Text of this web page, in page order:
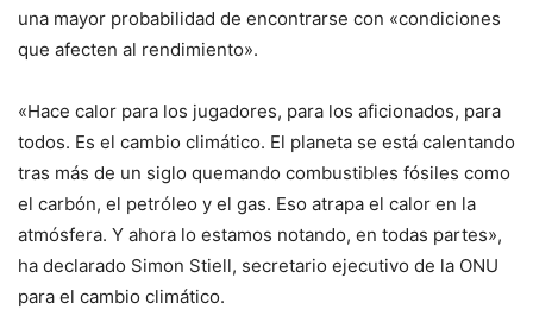
una mayor probabilidad de encontrarse con «condiciones
que afecten al rendimiento».
«Hace calor para los jugadores, para los aficionados, para
todos. Es el cambio climático. El planeta se está calentando
tras más de un siglo quemando combustibles fósiles como
el carbón, el petróleo y el gas. Eso atrapa el calor en la
atmósfera. Y ahora lo estamos notando, en todas partes»,
ha declarado Simon Stiell, secretario ejecutivo de la ONU
para el cambio climático.